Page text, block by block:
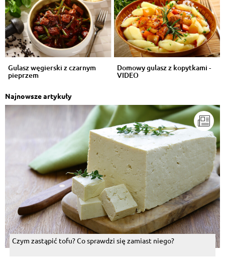
Gulasz węgierski z czarnym
pieprzem
Domowy gulasz z kopytkami -
VIDEO
Najnowsze artykuły
Czym zastąpić tofu? Co sprawdzi się zamiast niego?